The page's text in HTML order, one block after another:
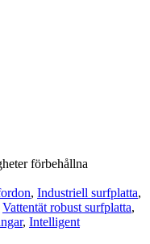
förbehållna
, Industriell surfplatta,
Vattentät robust surfplatta,
, Intelligent